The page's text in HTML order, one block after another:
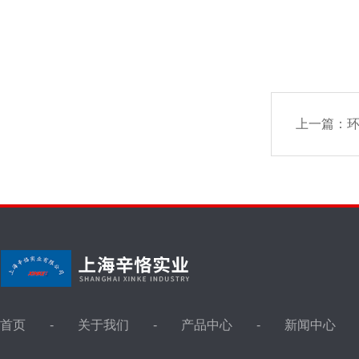
上一篇：
首页 关于我们 产品中心 新闻中心